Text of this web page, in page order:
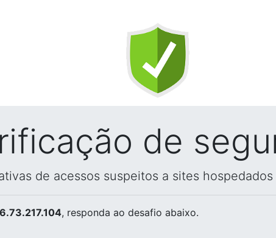
de
de acessos suspeitos a sites
, responda ao desafio abaixo.